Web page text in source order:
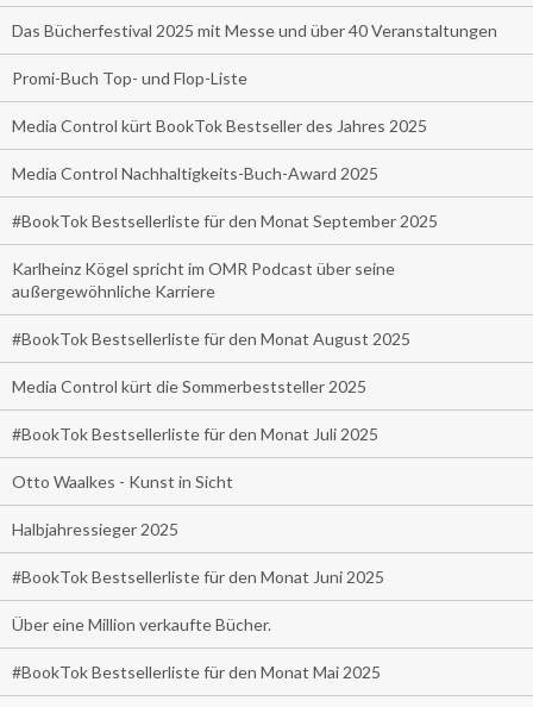
Das Bücherfestival 2025 mit Messe und über 40 Veranstaltungen
Promi-Buch Top- und Flop-Liste
Media Control kürt BookTok Bestseller des Jahres 2025
Media Control Nachhaltigkeits-Buch-Award 2025
#BookTok Bestsellerliste für den Monat September 2025
Karlheinz Kögel spricht im OMR Podcast über seine
außergewöhnliche Karriere
#BookTok Bestsellerliste für den Monat August 2025
Media Control kürt die Sommerbeststeller 2025
#BookTok Bestsellerliste für den Monat Juli 2025
Otto Waalkes - Kunst in Sicht
Halbjahressieger 2025
#BookTok Bestsellerliste für den Monat Juni 2025
Über eine Million verkaufte Bücher.
#BookTok Bestsellerliste für den Monat Mai 2025